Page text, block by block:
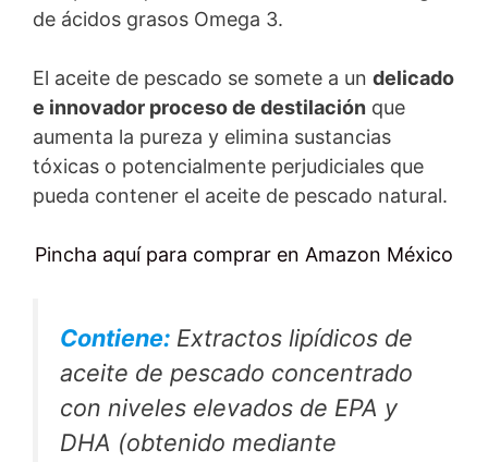
de ácidos grasos Omega 3.
El aceite de pescado se somete a un delicado
e innovador proceso de destilación que
aumenta la pureza y elimina sustancias
tóxicas o potencialmente perjudiciales que
pueda contener el aceite de pescado natural.
Pincha aquí para comprar en Amazon México
Contiene: Extractos lipídicos de
aceite de pescado concentrado
con niveles elevados de EPA y
DHA (obtenido mediante